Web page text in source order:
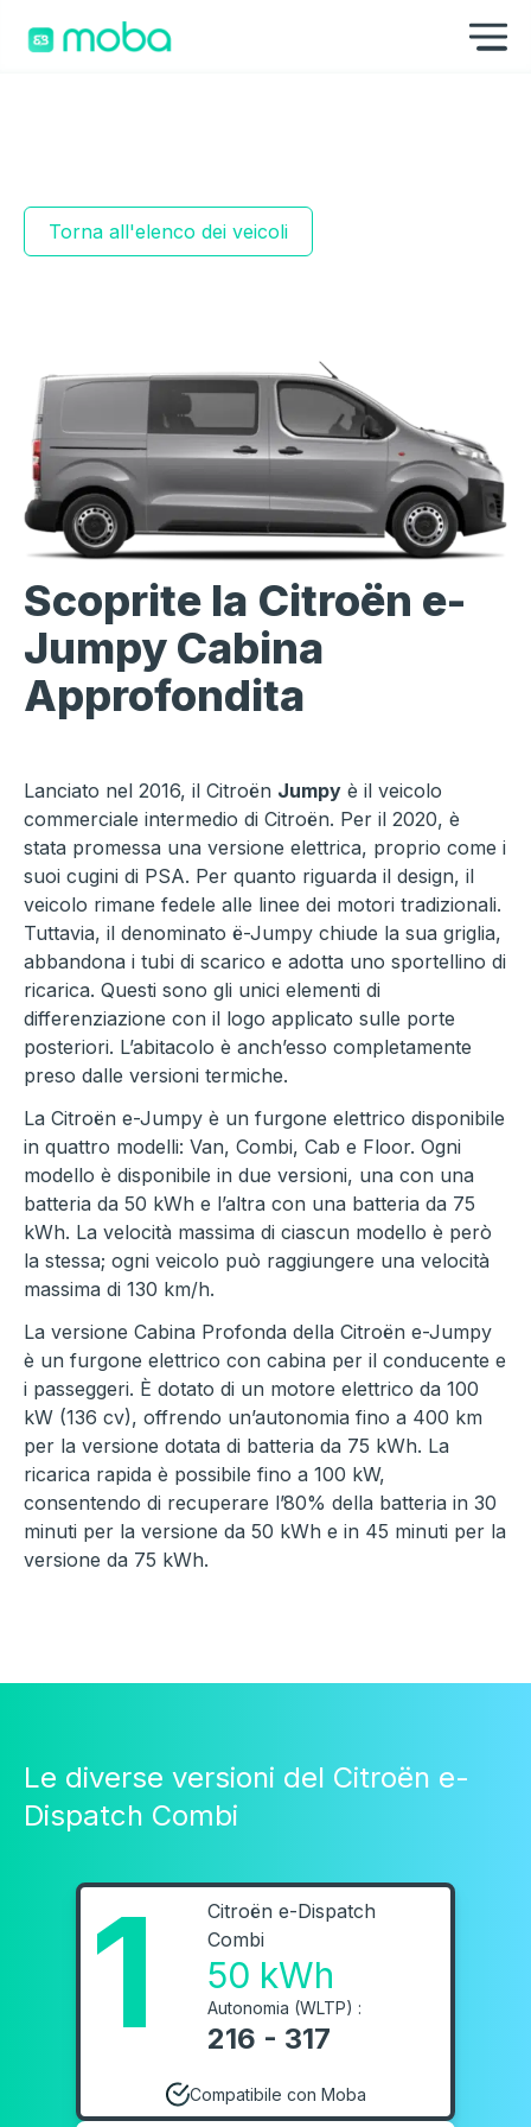
Torna all'elenco dei veicoli
Scoprite la Citroën e-
Jumpy Cabina
Approfondita
Lanciato nel 2016, il Citroën Jumpy è il veicolo
commerciale intermedio di Citroën. Per il 2020, è
stata promessa una versione elettrica, proprio come i
suoi cugini di PSA. Per quanto riguarda il design, il
veicolo rimane fedele alle linee dei motori tradizionali.
Tuttavia, il denominato ë-Jumpy chiude la sua griglia,
abbandona i tubi di scarico e adotta uno sportellino di
ricarica. Questi sono gli unici elementi di
differenziazione con il logo applicato sulle porte
posteriori. L’abitacolo è anch’esso completamente
preso dalle versioni termiche.
La Citroën e-Jumpy è un furgone elettrico disponibile
in quattro modelli: Van, Combi, Cab e Floor. Ogni
modello è disponibile in due versioni, una con una
batteria da 50 kWh e l’altra con una batteria da 75
kWh. La velocità massima di ciascun modello è però
la stessa; ogni veicolo può raggiungere una velocità
massima di 130 km/h.
La versione Cabina Profonda della Citroën e-Jumpy
è un furgone elettrico con cabina per il conducente e
i passeggeri. È dotato di un motore elettrico da 100
kW (136 cv), offrendo un’autonomia fino a 400 km
per la versione dotata di batteria da 75 kWh. La
ricarica rapida è possibile fino a 100 kW,
consentendo di recuperare l’80% della batteria in 30
minuti per la versione da 50 kWh e in 45 minuti per la
versione da 75 kWh.
Le diverse versioni del Citroën e-
Dispatch Combi
1
Citroën e-Dispatch
Combi
50 kWh
Autonomia (WLTP) :
216 - 317
Compatibile con Moba